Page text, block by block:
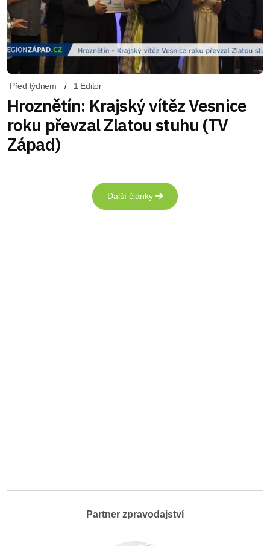
Před týdnem 1 Editor
Hroznětín: Krajský vítěz Vesnice
roku převzal Zlatou stuhu (TV
Západ)
Další články
Partner zpravodajství